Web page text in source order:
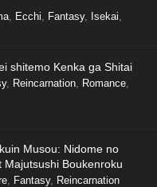
Ecchi Fantasy, Isekai
shitemo Kenka ga Shitai
, Reincarnation Romance
Musou: Nidome no
Majutsushi Boukenroku
Fantasy, Reincarnation